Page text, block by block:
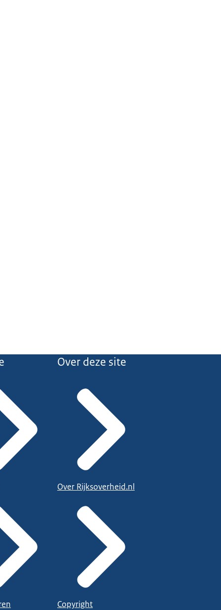
Over deze site
Over Rijksoverheid.nl
Copyright